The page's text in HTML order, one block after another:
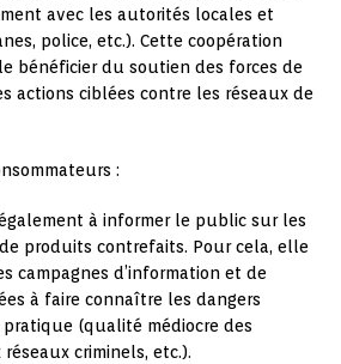
avec les autorités locales et
police, etc.). Cette coopération
bénéficier du soutien des forces de
actions ciblées contre les réseaux de
:
à informer le public sur les
produits contrefaits. Pour cela, elle
campagnes d’information et de
à faire connaître les dangers
pratique (qualité médiocre des
criminels, etc.).